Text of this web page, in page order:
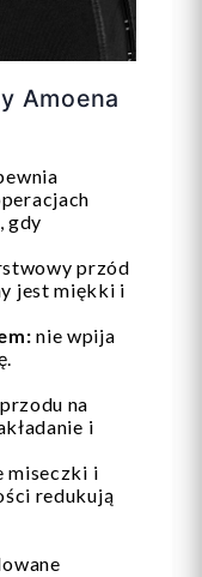
Amoena
gdy
przód
jest miękki i
nie wpija
na
i
miseczki i
redukują